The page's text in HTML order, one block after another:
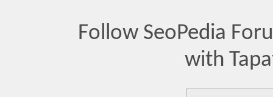
Follow SeoPedia
with